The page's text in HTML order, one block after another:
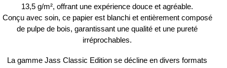
13,5 g/m², offrant une expérience douce et agréable.
Conçu avec soin, ce papier est blanchiet entièrement composé
de pulpe de bois, garantissant une qualité et une pureté
irréprochables.
La gammeJass Classic Edition se décline endivers formats